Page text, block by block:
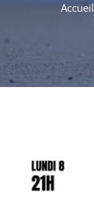
Galerie
Nous contacter
Accueil